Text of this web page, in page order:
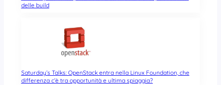
delle build
Saturday’s Talks: OpenStack entra nella Linux Foundation, che
differenza c’è tra opportunità e ultima spiaggia?